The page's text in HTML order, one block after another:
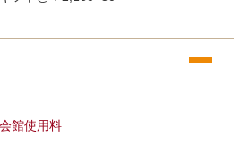
会館使用料